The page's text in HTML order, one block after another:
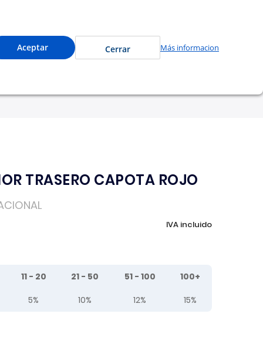
Aceptar Cerrar Más informacion
Cuenta Mi Carrito
TRASERO CAPOTA ROJO
IVA incluido
11 - 20 21 - 50 51 - 100
100+
5% 10% 12% 15%